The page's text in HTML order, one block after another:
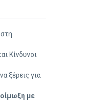
Κίνδυνοι
ξέρεις για
με